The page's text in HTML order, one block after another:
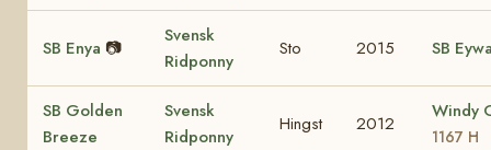
SB Enya 📷
Svensk
Ridponny
Sto 2015 SB
SB Golden
Breeze
Svensk
Ridponny
Hingst 2012
Windy
1167 H